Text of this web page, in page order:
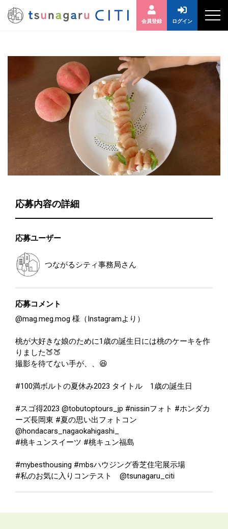
会員登録 ログイン
応募内容の詳細
応募ユーザー
つながるシティ事務局さん
応募コメント
@mag.meg.mog 様（Instagramより）
桃が大好きな娘のために1歳の誕生日には桃のケーキを作
りました🍑🍑
撮影を待てない手が、、😆
#100満ボルトの夏休み2023 タイトル 1歳の誕生日
#スゴ得2023 @tobutoptours_jp #nissinフォト #ホンダカ
ーズ長岡東 #夏の思い出フォトコン
@hondacars_nagaokahigashi_
#桃キュンスイーツ #桃キュン福島
#mybesthousing #mbsハウジング香芝住宅展示場
#私のお気に入りコンテスト @tsunagaru_citi